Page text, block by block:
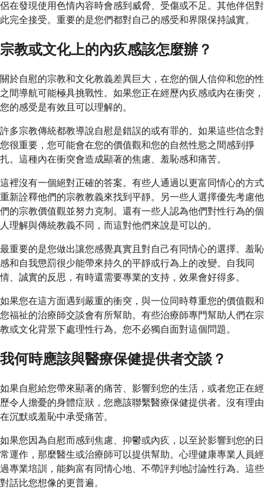
侶在發現使用色情內容時會感到威脅、受傷或不足。其他伴侶對
此完全接受。重要的是您們都對自己的感受和界限保持誠實。
宗教或文化上的內疚感該怎麼辦？
關於自慰的宗教和文化教義差異巨大，在您的個人信仰和您的性
之間導航可能極具挑戰性。如果您正在經歷內疚感或內在衝突，
您的感受是有效且可以理解的。
許多宗教傳統都教導說自慰是錯誤的或有罪的。如果這些信念對
您很重要，您可能會在您的價值觀和您的自然性慾之間感到掙
扎。這種內在衝突會造成顯著的焦慮、羞恥感和痛苦。
這裡沒有一個絕對正確的答案。有些人通過以更富同情心的方式
重新詮釋他們的宗教教義來找到平靜。另一些人選擇優先考慮他
們的宗教價值觀並努力克制。還有一些人認為他們對性行為的個
人理解與傳統教義不同，而這對他們來說是可以的。
最重要的是您做出讓您感覺真實且對自己有同情心的選擇。羞恥
感和自我懲罰很少能帶來持久的平靜或行為上的改變。自我同
情、誠實的反思，有時還需要專業的支持，效果會好得多。
如果您在這方面遇到嚴重的衝突，與一位同時尊重您的價值觀和
您福祉的治療師交談會有所幫助。有些治療師專門幫助人們在宗
教或文化背景下處理性行為。您不必獨自面對這個問題。
我何時應該與醫療保健提供者交談？
如果自慰給您帶來顯著的痛苦、影響到您的生活，或者您正在經
歷令人擔憂的身體症狀，您應該聯繫醫療保健提供者。沒有理由
在沉默或羞恥中承受痛苦。
如果您因為自慰而感到焦慮、抑鬱或內疚，以至於影響到您的日
常運作，那麼醫生或治療師可以提供幫助。心理健康專業人員經
過專業培訓，能夠富有同情心地、不帶評判地討論性行為。這些
對話比您想像的更普遍。